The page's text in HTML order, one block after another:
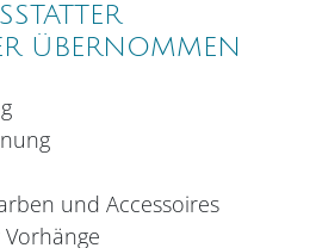
ÜBERNOMMEN
und Accessoires